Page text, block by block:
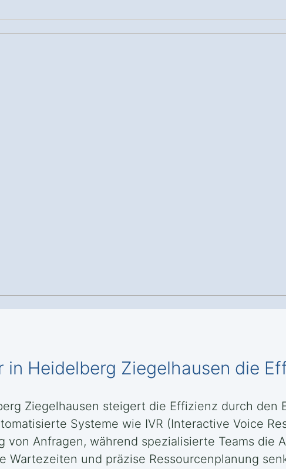
Heidelberg Ziegelhausen die
Ziegelhausen steigert die Effizienz durch den
Systeme wie IVR (Interactive Voice
von Anfragen, während spezialisierte Teams die
und präzise Ressourcenplanung